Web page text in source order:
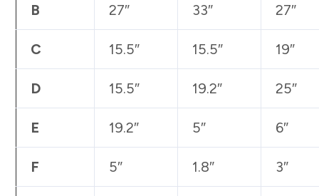
B 27″ 33″ 27″
C 15.5″ 15.5″ 19″
D 15.5″ 19.2″ 25″
E 19.2″ 5″ 6″
F 5″ 1.8″ 3″